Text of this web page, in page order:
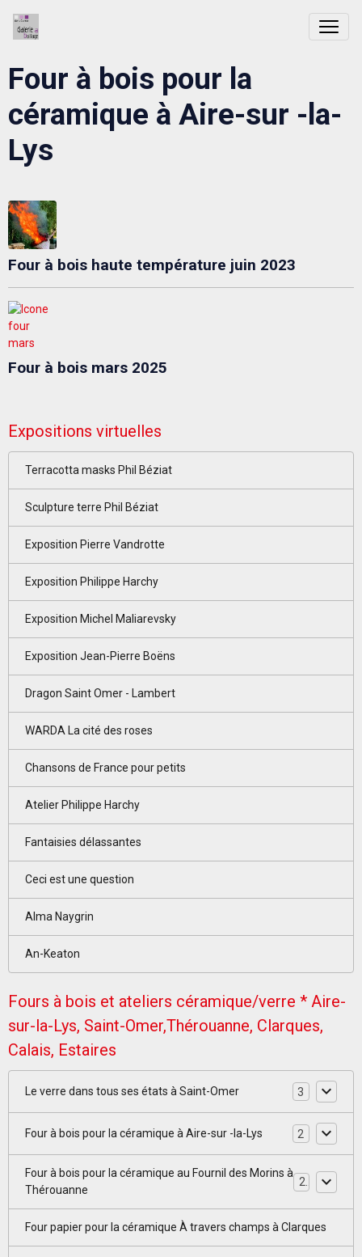
Four à bois pour la
céramique à Aire-sur -la-
Lys
Four à bois haute température juin 2023
Four à bois mars 2025
Expositions virtuelles
Terracotta masks Phil Béziat
Sculpture terre Phil Béziat
Exposition Pierre Vandrotte
Exposition Philippe Harchy
Exposition Michel Maliarevsky
Exposition Jean-Pierre Boëns
Dragon Saint Omer - Lambert
WARDA La cité des roses
Chansons de France pour petits
Atelier Philippe Harchy
Fantaisies délassantes
Ceci est une question
Alma Naygrin
An-Keaton
Fours à bois et ateliers céramique/verre * Aire-
sur-la-Lys, Saint-Omer,Thérouanne, Clarques,
Calais, Estaires
Le verre dans tous ses états à Saint-Omer 3
Four à bois pour la céramique à Aire-sur -la-Lys 2
Four à bois pour la céramique au Fournil des Morins à
Thérouanne
Four papier pour la céramique À travers champs à Clarques